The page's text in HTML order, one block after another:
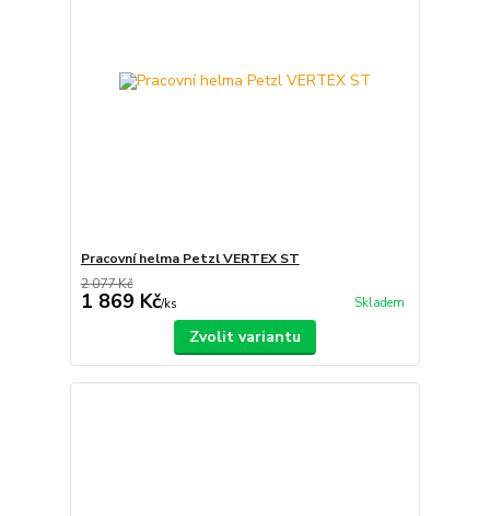
Pracovní helma Petzl VERTEX ST
2 077 Kč
1 869 Kč/ks Skladem
Zvolit variantu